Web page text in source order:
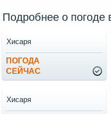
Подробнее о погоде
ПОГОДА
СЕЙЧАС
Хисаря
Хисаря